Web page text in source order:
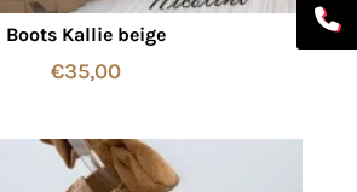
Boots Kallie beige
€35,00